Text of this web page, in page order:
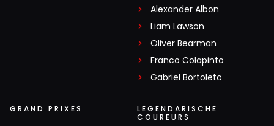
Alexander Albon
Liam Lawson
Oliver Bearman
Franco Colapinto
Gabriel Bortoleto
GRAND PRIXES
LEGENDARISCHE
COUREURS